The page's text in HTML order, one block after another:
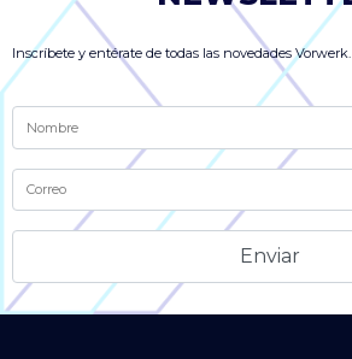
Inscríbete y entérate de todas las novedades Vorwerk.
Alternative: